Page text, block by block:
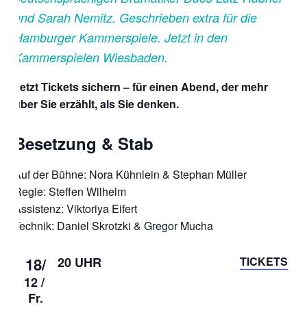
und Sarah Nemitz. Geschrieben extra für die
Hamburger Kammerspiele. Jetzt in den
Kammerspielen Wiesbaden.
Jetzt Tickets sichern – für einen Abend, der mehr
über Sie erzählt, als Sie denken.
Besetzung & Stab
Auf der Bühne: Nora Kühnlein & Stephan Müller
Regie: Steffen Wilhelm
Assistenz: Viktoriya Eifert
Technik: Daniel Skrotzki & Gregor Mucha
18/
12 /
Fr.
20 UHR TICKETS